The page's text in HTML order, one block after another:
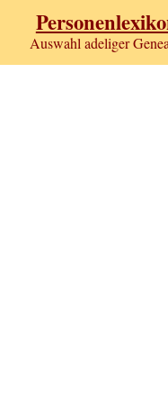
Auswahl adeliger